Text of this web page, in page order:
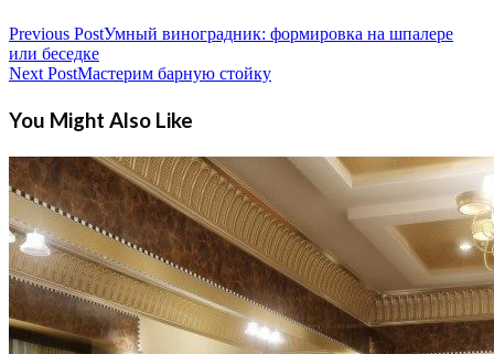
Previous PostУмный виноградник: формировка на шпалере
или беседке
Next PostМастерим барную стойку
You Might Also Like